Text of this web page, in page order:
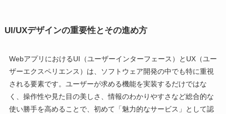
UI/UXデザインの重要性とその進め方
WebアプリにおけるUI（ユーザーインターフェース）とUX（ユー
ザーエクスペリエンス）は、ソフトウェア開発の中でも特に重視
される要素です。ユーザーが求める機能を実装するだけではな
く、操作性や見た目の美しさ、情報のわかりやすさなど総合的な
使い勝手を高めることで、初めて「魅力的なサービス」として認